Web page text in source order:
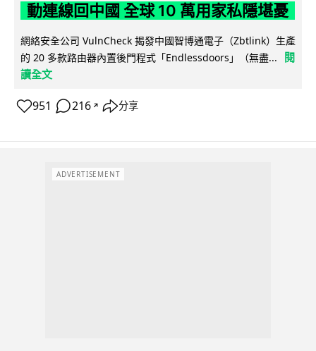
動連線回中國 全球 10 萬用家私隱堪憂
網絡安全公司 VulnCheck 揭發中國智博通電子（Zbtlink）生產
的 20 多款路由器內置後門程式「Endlessdoors」（無盡...
閱
讀全文
951 216 ↗ 分享
ADVERTISEMENT